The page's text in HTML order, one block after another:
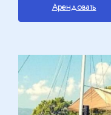
Арендовать